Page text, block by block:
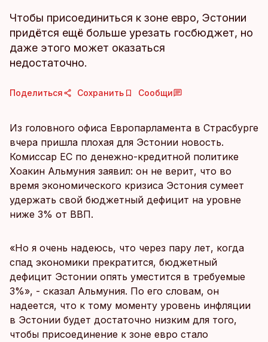
Чтобы присоединиться к зоне евро, Эстонии
придётся ещё больше урезать госбюджет, но
даже этого может оказаться
недостаточно.
Поделиться Сохранить Сообщи
Из головного офиса Европарламента в Страсбурге
вчера пришла плохая для Эстонии новость.
Комиссар ЕС по денежно-кредитной политике
Хоакин Альмуния заявил: он не верит, что во
время экономического кризиса Эстония сумеет
удержать свой бюджетный дефицит на уровне
ниже 3% от ВВП.
«Но я очень надеюсь, что через пару лет, когда
спад экономики прекратится, бюджетный
дефицит Эстонии опять уместится в требуемые
3%», - сказал Альмуния. По его словам, он
надеется, что к тому моменту уровень инфляции
в Эстонии будет достаточно низким для того,
чтобы присоединение к зоне евро стало